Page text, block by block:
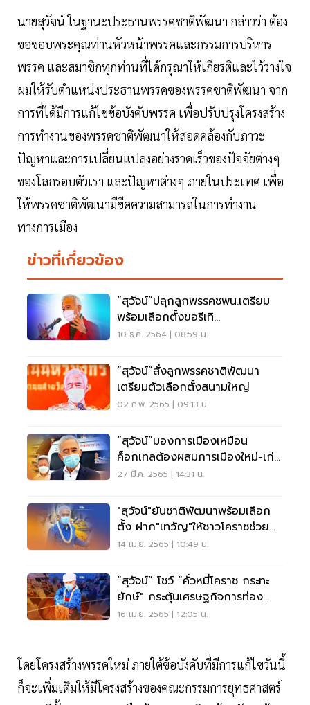
นายสุวัจน์ ในฐานะประธานพรรคชาติพัฒนา กล่าวว่า ต้อง
ขอขอบพระคุณท่านหัวหน้าพรรคและกรรมการบริหาร
พรรค และสมาชิกทุกท่านที่ได้กรุณาให้เกียรติและไว้วางใจ
ผมให้รับตำแหน่งประธานพรรคของพรรคชาติพัฒนา จาก
การที่ได้มีการแก้ไขข้อบังคับพรรค เพื่อปรับปรุงโครงสร้าง
การทำงานของพรรคชาติพัฒนาให้สอดคล้องกับภาวะ
ปัญหาและการเปลี่ยนแปลงอย่างรวดเร็วของปัจจัยต่างๆ
ของโลกรอบตัวเรา และปัญหาต่างๆ ภายในประเทศ เพื่อ
ให้พรรคชาติพัฒนามีขีดความสามารถในการทำงาน
ทางการเมือง
ข่าวที่เกี่ยวข้อง
“สุวัจน์”ปลุกลูกพรรคชพน.เตรียม
พร้อมเลือกตั้งขอรีเทิ
รน์ส.ส.มากกว่าเดิม
10 ธ.ค. 2564 | 08:59 น.
“สุวัจน์”สั่งลูกพรรคชาติพัฒนา
เตรียมตัวเลือกตั้งสนามใหญ่
02 ก.พ. 2565 | 09:13 น.
“สุวัจน์”มองการเมืองเหมือน
ค็อกเทลต้องผสมการเมืองใหม่-เก่า
ให้เข้ากัน
27 มี.ค. 2565 | 14:31 น.
"สุวัจน์"ยันชาติพัฒนาพร้อมเลือก
ตั้ง ฝาก"เทวัญ"ให้ชาวโคราชช่วย
สนับสนุน
14 เม.ย. 2565 | 10:49 น.
“สุวัจน์” โชว์ “คั่วหมี่โคราช กระทะ
ยักษ์" กระตุ้นเศรษฐกิจการท่อง
เที่ยว
16 เม.ย. 2565 | 12:05 น.
โดยโครงสร้างพรรคใหม่ ภายใต้ข้อบังคับที่มีการแก้ไขวันนี้
ก็จะเพิ่มเติมให้มีโครงสร้างของคณะกรรมการยุทธศาสตร์